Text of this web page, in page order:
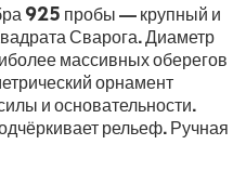
925 пробы — крупный и
Сварога. Диаметр
массивных оберегов
орнамент
и основательности.
рельеф. Ручная